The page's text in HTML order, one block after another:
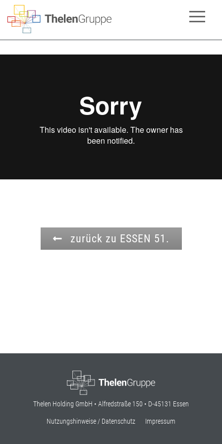
zurück zu ESSEN 51.
Thelen Holding GmbH • Alfredstraße 150 • D-45131 Essen
Nutzungshinweise / Datenschutz Impressum